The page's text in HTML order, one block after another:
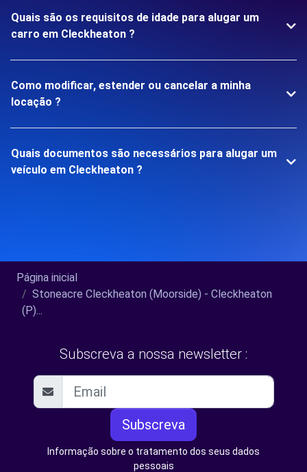
Quais são os requisitos de idade para alugar um
carro em Cleckheaton ?
Como modificar, estender ou cancelar a minha
locação ?
Quais documentos são necessários para alugar um
veículo em Cleckheaton ?
Página inicial
Stoneacre Cleckheaton (Moorside) - Cleckheaton
(P)...
Subscreva a nossa newsletter :
Subscreva
Informação sobre o tratamento dos seus dados
pessoais